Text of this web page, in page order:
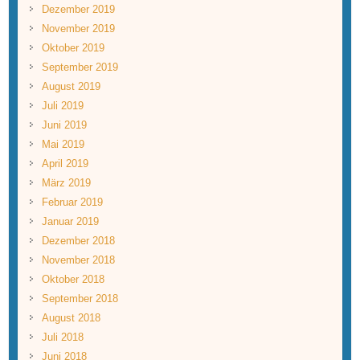
Dezember 2019
November 2019
Oktober 2019
September 2019
August 2019
Juli 2019
Juni 2019
Mai 2019
April 2019
März 2019
Februar 2019
Januar 2019
Dezember 2018
November 2018
Oktober 2018
September 2018
August 2018
Juli 2018
Juni 2018